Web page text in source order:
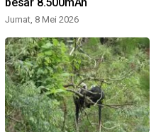
Jumat, 8 Mei 2026